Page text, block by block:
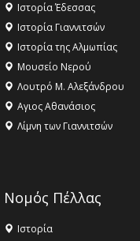
Ιστορία Έδεσσας
Ιστορία Γιαννιτσών
Ιστορία της Αλμωπίας
Μουσείο Νερού
Λουτρό Μ. Αλεξάνδρου
Αγιος Αθανάσιος
Λίμνη των Γιαννιτσών
Νομός Πέλλας
Ιστορία